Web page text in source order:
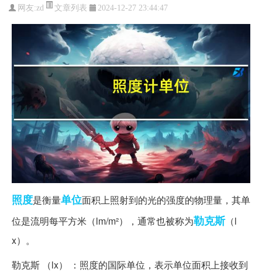
网友:zd 文章列表 2024-12-27 23:44:47
照度是衡量单位面积上照射到的光的强度的物理量，其单
位是流明每平方米（lm/m²），通常也被称为勒克斯（l
x）。
勒克斯 （lx） ：照度的国际单位，表示单位面积上接收到